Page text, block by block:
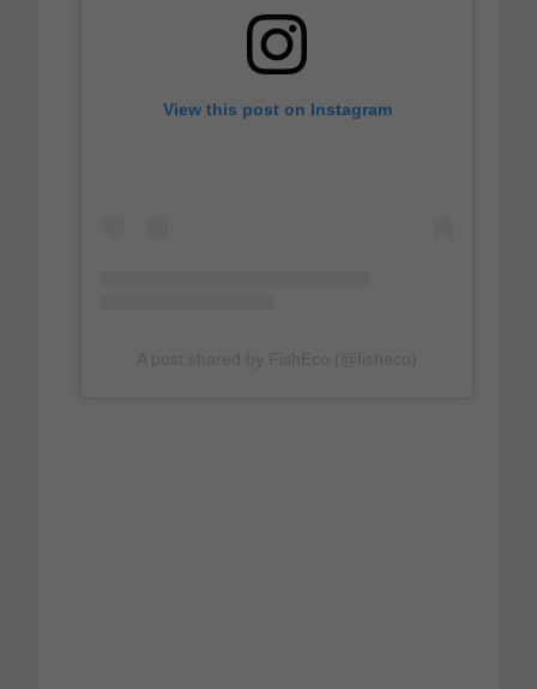
View this post on Instagram